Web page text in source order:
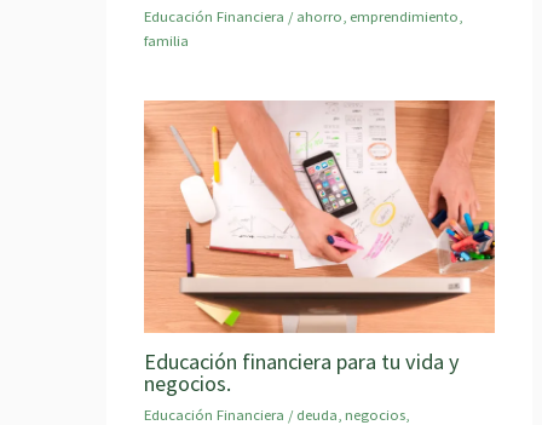
Educación Financiera / ahorro, emprendimiento,
familia
Educación financiera para tu vida y
negocios.
Educación Financiera / deuda negocios